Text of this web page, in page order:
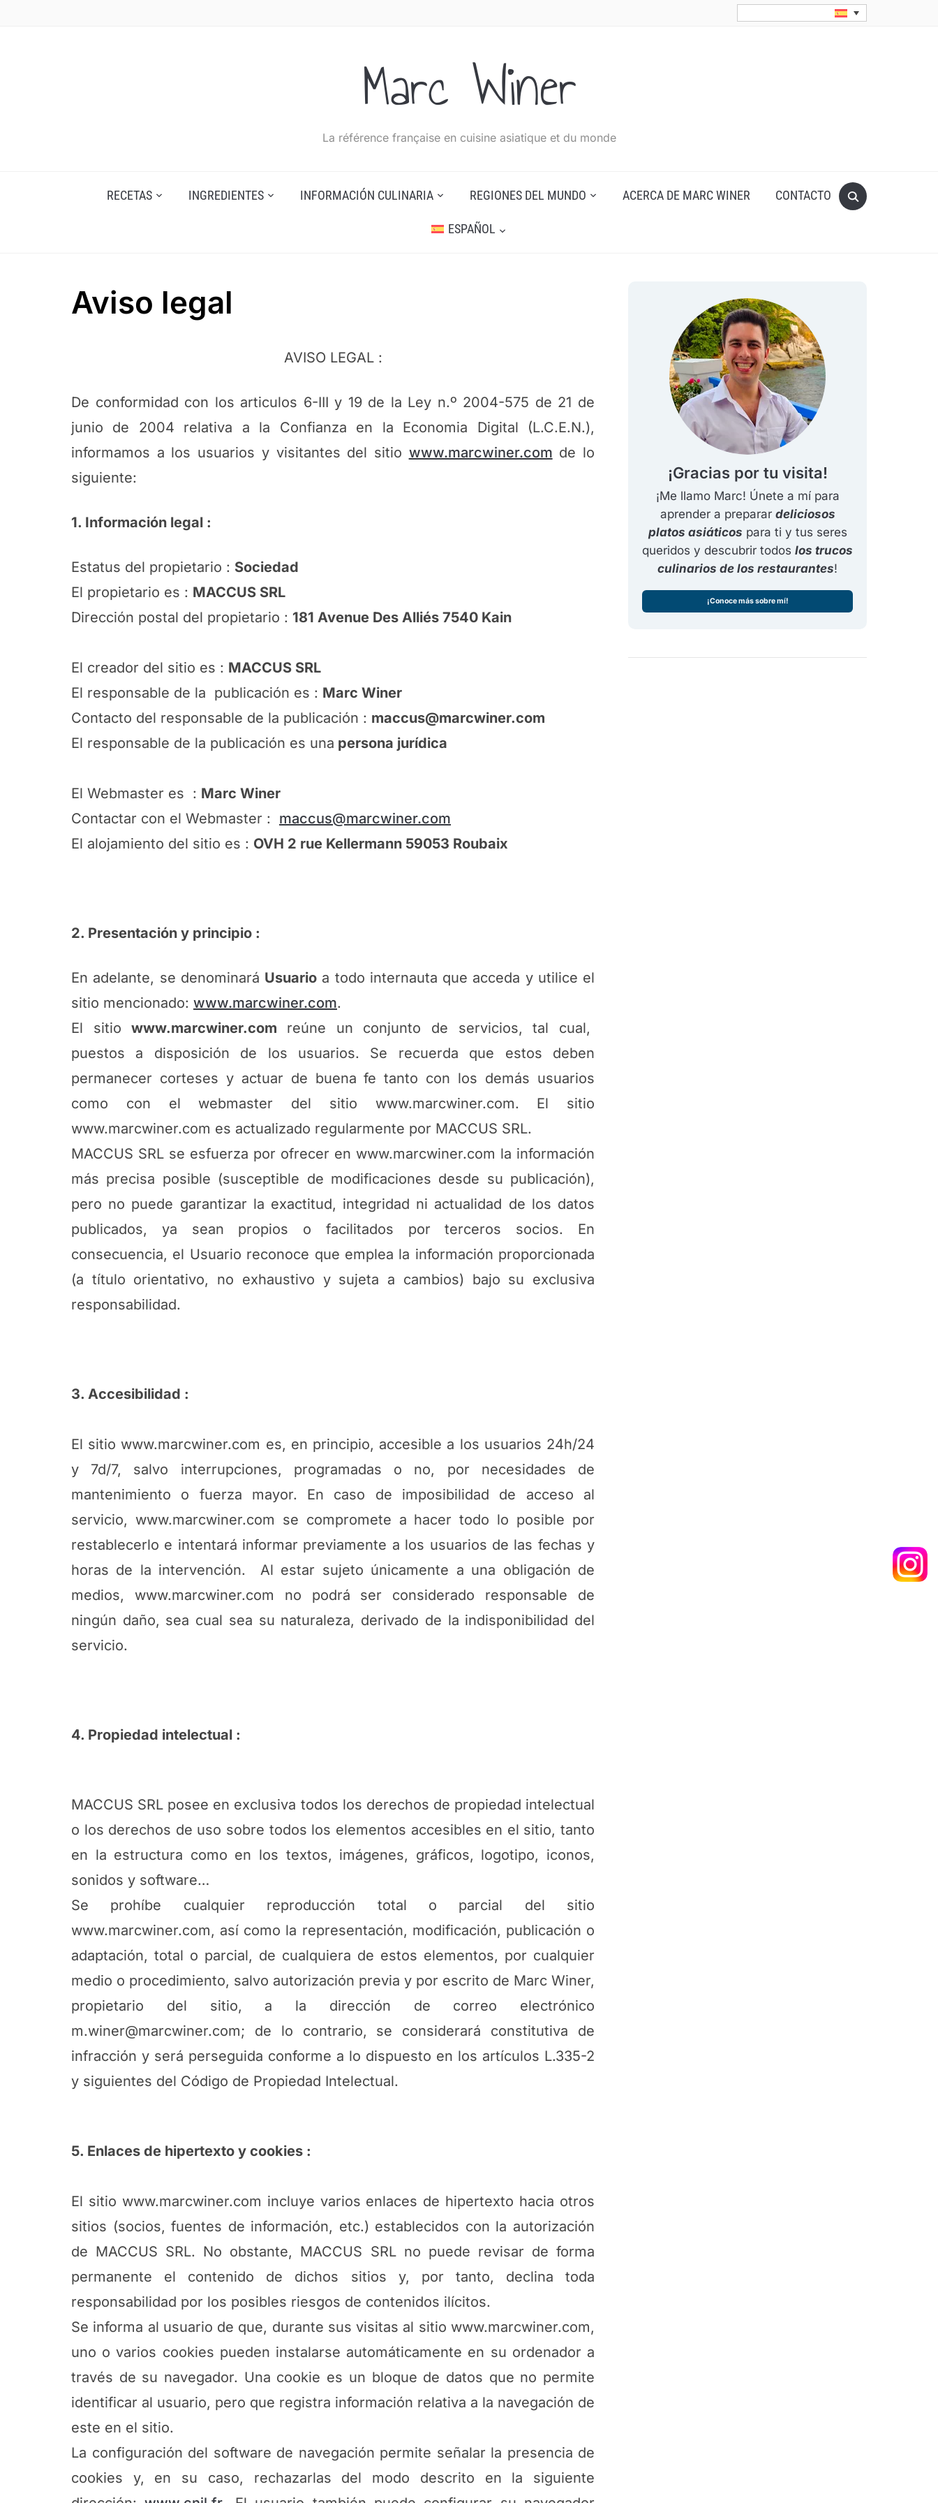
Marc Winer
La référence française en cuisine asiatique et du monde
Search
for:
RECETAS INGREDIENTES INFORMACIÓN CULINARIA REGIONES DEL MUNDO ACERCA DE MARC WINER CONTACTO
ESPAÑOL
Aviso legal
AVISO LEGAL :
De conformidad con los articulos 6-III y 19 de la Ley n.º 2004-575 de 21 de
junio de 2004 relativa a la Confianza en la Economia Digital (L.C.E.N.),
informamos a los usuarios y visitantes del sitio www.marcwiner.com de lo
siguiente:
1. Información legal :
Estatus del propietario : Sociedad
El propietario es : MACCUS SRL
Dirección postal del propietario : 181 Avenue Des Alliés 7540 Kain
El creador del sitio es : MACCUS SRL
El responsable de la publicación es : Marc Winer
Contacto del responsable de la publicación : maccus@marcwiner.com
El responsable de la publicación es una persona jurídica
El Webmaster es : Marc Winer
Contactar con el Webmaster : maccus@marcwiner.com
El alojamiento del sitio es : OVH 2 rue Kellermann 59053 Roubaix
2. Presentación y principio :
En adelante, se denominará Usuario a todo internauta que acceda y utilice el
sitio mencionado: www.marcwiner.com.
El sitiowww.marcwiner.com
reúne un conjunto de servicios, tal cual,
puestos a disposición de los usuarios. Se recuerda que estos deben
permanecer corteses y actuar de buena fe tanto con los demás usuarios
como con el webmaster del sitio www.marcwiner.com. El sitio
www.marcwiner.com es actualizado regularmente por MACCUS SRL.
MACCUS SRL se esfuerza por ofrecer en www.marcwiner.com la información
más precisa posible (susceptible de modificaciones desde su publicación),
pero no puede garantizar la exactitud, integridad ni actualidad de los datos
publicados, ya sean propios o facilitados por terceros socios. En
consecuencia, el Usuario reconoce que emplea la información proporcionada
(a título orientativo, no exhaustivo y sujeta a cambios) bajo su exclusiva
responsabilidad.
3. Accesibilidad :
El sitio www.marcwiner.com es, en principio, accesible a los usuarios 24h/24
y 7d/7, salvo interrupciones, programadas o no, por necesidades de
mantenimiento o fuerza mayor. En caso de imposibilidad de acceso al
servicio, www.marcwiner.com se compromete a hacer todo lo posible por
restablecerlo e intentará informar previamente a los usuarios de las fechas y
horas de la intervención. Al estar sujeto únicamente a una obligación de
medios, www.marcwiner.com no podrá ser considerado responsable de
ningún daño, sea cual sea su naturaleza, derivado de la indisponibilidad del
servicio.
4. Propiedad intelectual :
MACCUS SRL posee en exclusiva todos los derechos de propiedad intelectual
o los derechos de uso sobre todos los elementos accesibles en el sitio, tanto
en la estructura como en los textos, imágenes, gráficos, logotipo, iconos,
sonidos y software…
Se prohíbe cualquier reproducción total o parcial del sitio
www.marcwiner.com, así como la representación, modificación, publicación o
adaptación, total o parcial, de cualquiera de estos elementos, por cualquier
medio o procedimiento, salvo autorización previa y por escrito de Marc Winer,
propietario del sitio, a la dirección de correo electrónico
m.winer@marcwiner.com; de lo contrario, se considerará constitutiva de
infracción y será perseguida conforme a lo dispuesto en los artículos L.335-2
y siguientes del Código de Propiedad Intelectual.
5. Enlaces de hipertexto y cookies :
El sitio www.marcwiner.com incluye varios enlaces de hipertexto hacia otros
sitios (socios, fuentes de información, etc.) establecidos con la autorización
de MACCUS SRL. No obstante, MACCUS SRL no puede revisar de forma
permanente el contenido de dichos sitios y, por tanto, declina toda
responsabilidad por los posibles riesgos de contenidos ilícitos.
Se informa al usuario de que, durante sus visitas al sitio www.marcwiner.com,
uno o varios cookies pueden instalarse automáticamente en su ordenador a
través de su navegador. Una cookie es un bloque de datos que no permite
identificar al usuario, pero que registra información relativa a la navegación de
este en el sitio.
La configuración del software de navegación permite señalar la presencia de
cookies y, en su caso, rechazarlas del modo descrito en la siguiente
¡Gracias por tu visita!
¡Me llamo Marc! Únete a mí para
aprender a preparar deliciosos
platos asiáticos para ti y tus seres
queridos y descubrir todos los trucos
culinarios de los restaurantes!
¡Conoce más sobre mí!